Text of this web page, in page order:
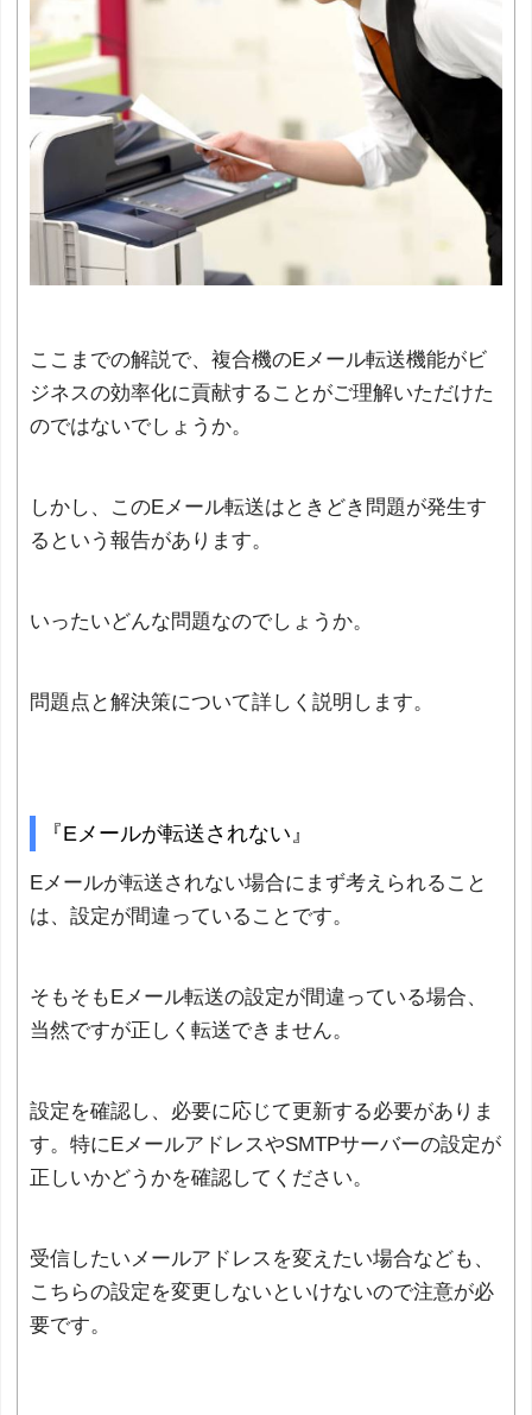
ここまでの解説で、複合機のEメール転送機能がビ
ジネスの効率化に貢献することがご理解いただけた
のではないでしょうか。
しかし、このEメール転送はときどき問題が発生す
るという報告があります。
いったいどんな問題なのでしょうか。
問題点と解決策について詳しく説明します。
『Eメールが転送されない』
Eメールが転送されない場合にまず考えられること
は、設定が間違っていることです。
そもそもEメール転送の設定が間違っている場合、
当然ですが正しく転送できません。
設定を確認し、必要に応じて更新する必要がありま
す。特にEメールアドレスやSMTPサーバーの設定が
正しいかどうかを確認してください。
受信したいメールアドレスを変えたい場合なども、
こちらの設定を変更しないといけないので注意が必
要です。